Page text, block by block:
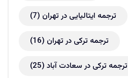
ترجمه ایتالیایی در تهران (7)
ترجمه ترکی در تهران (16)
ترجمه ترکی در سعادت آباد (25)